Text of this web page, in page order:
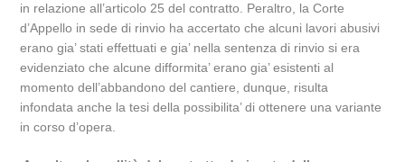
in relazione all’articolo 25 del contratto. Peraltro, la Corte
d’Appello in sede di rinvio ha accertato che alcuni lavori abusivi
erano gia’ stati effettuati e gia’ nella sentenza di rinvio si era
evidenziato che alcune difformita’ erano gia’ esistenti al
momento dell’abbandono del cantiere, dunque, risulta
infondata anche la tesi della possibilita’ di ottenere una variante
in corso d’opera.